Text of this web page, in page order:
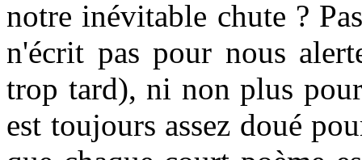
notre inévitable chute ?
n'écrit pas pour nous
trop tard), ni non plus
est toujours assez doué